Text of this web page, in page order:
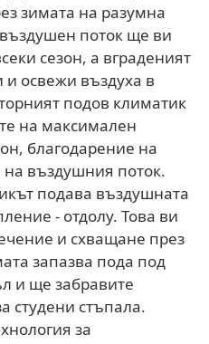
зимата на разумна
поток ще ви
сезон, а вграденият
освежи въздуха в
подов климатик
на максимален
благодарение на
въздушния поток.
подава въздушната
- отдолу. Това ви
и схващане през
запазва пода под
и ще забравите
студени стъпала.
за